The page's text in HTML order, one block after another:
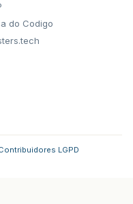
do Codigo
LGPD